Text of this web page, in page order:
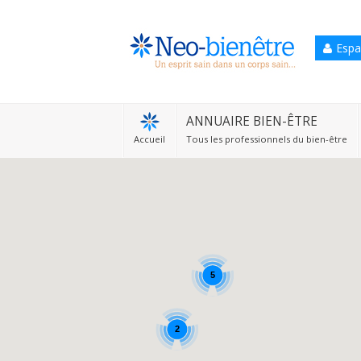
Accueil
ANNUAIRE BIEN-ÊTRE
Tous les professionnels du bien-être
5
2